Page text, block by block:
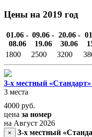
Цены на 2019 год
01.06 -
08.06
09.06 -
19.06
20.06 -
30.06
1800
2500 3200
3-х местный
3 места
4000 руб.
цена за номер
на Август 2026
×
3-х местный